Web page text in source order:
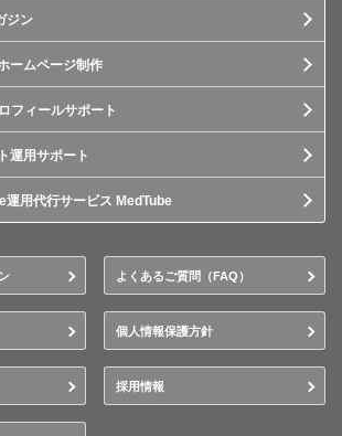
ジン
ームページ制作
フィールサポート
運用サポート
運用代行サービス MedTube
よくあるご質問（FAQ）
個人情報保護方針
採用情報